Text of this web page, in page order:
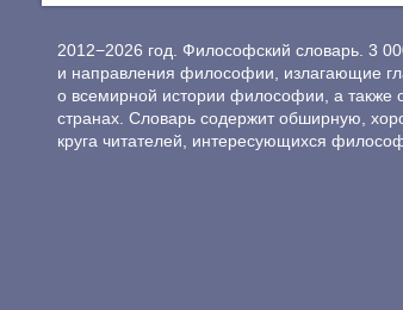
2012−2026 год. Философский словарь. 3
и направления философии, излагающие
о всемирной истории философии, а также
странах. Словарь содержит обширную,
круга читателей, интересующихся